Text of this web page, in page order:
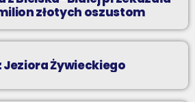
złotych oszustom
Jeziora Żywieckiego